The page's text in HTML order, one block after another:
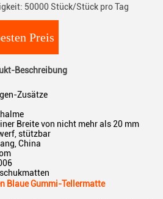
50000 Stück/Stück pro Tag
Preis
Beschreibung
Zusätze
Breite von nicht mehr als 20 mm
stützbar
China
Blaue Gummi-Tellermatte